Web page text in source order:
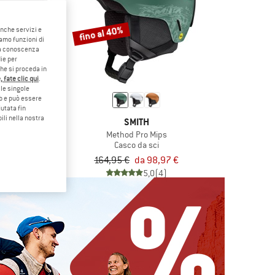
fino al 40%
SMITH
Method Pro Mips
Casco da sci
164,95 € da 98,97 €
5,0(4)
servizi e
funzioni di
conoscenza
per
si proceda in
fate clic qui.
singole
e può essere
fin
nella nostra